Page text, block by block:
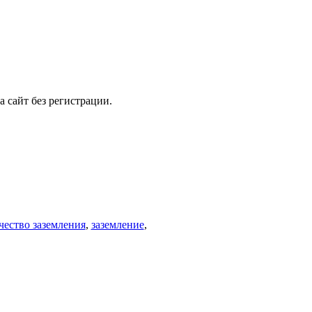
без регистрации.
заземления, заземление,